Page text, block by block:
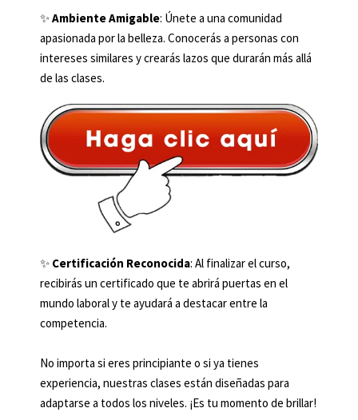
✨Ambiente Amigable: Únete a una comunidad
apasionada por la belleza. Conocerás a personas con
intereses similares y crearás lazos que durarán más allá
de las clases.
✨ Certificación Reconocida: Al finalizar el curso,
recibirás un certificado que te abrirá puertas en el
mundo laboral y te ayudará a destacar entre la
competencia.
No importa si eres principiante o si ya tienes
experiencia, nuestras clases están diseñadas para
adaptarse a todos los niveles. ¡Es tu momento de brillar!